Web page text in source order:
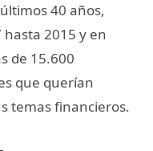
40 años,
hasta 2015 y en
de 15.600
que querían
temas financieros.